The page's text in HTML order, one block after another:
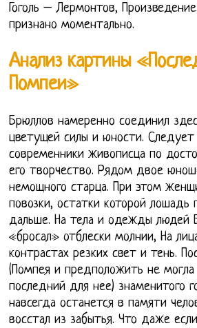
Гоголь – Лермонтов,
признано моментально.
Анализ картины
Помпеи»
Брюллов намеренно соединил
цветущей силы и юности.
современники живописца по
его творчество. Рядом двое
немощного старца. При этом
повозки, остатки которой лошадь
дальше. На тела и одежды людей
«бросал» отблески молнии, На
контрастах резких свет и тень.
(Помпея и предположить не могла
последний для нее) знаменитого
навсегда останется в памяти
восстал из забытья. Что даже